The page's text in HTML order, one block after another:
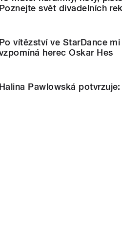
Poznejte svět divadelních
Po vítězství ve StarDance
herec Oskar Hes
Halina Pawlowská